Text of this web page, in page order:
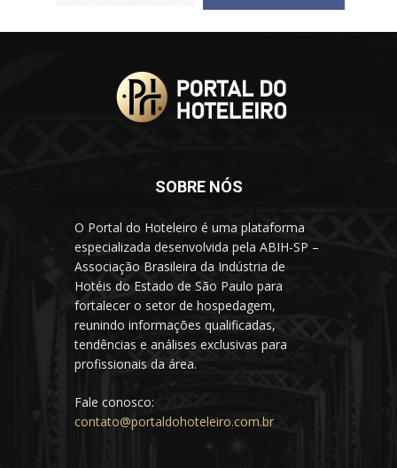
SOBRE NÓS
O Portal do Hoteleiro é uma plataforma
especializada desenvolvida pela ABIH-SP –
Associação Brasileira da Indústria de
Hotéis do Estado de São Paulo para
fortalecer o setor de hospedagem,
reunindo informações qualificadas,
tendências e análises exclusivas para
profissionais da área.
Fale conosco:
contato@portaldohoteleiro.com.br